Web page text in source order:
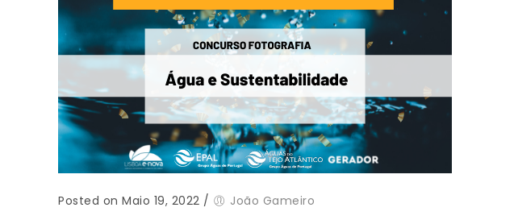
Posted on Maio 19, 2022 /
João Gameiro